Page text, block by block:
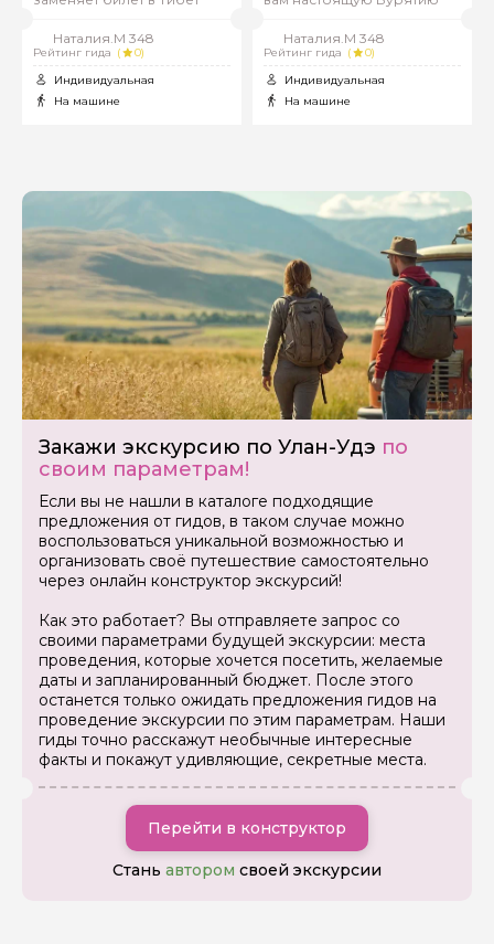
Наталия.М 348
Рейтинг гида (
0)
Индивидуальная
На машине
Наталия.М 348
Рейтинг гида (
0)
Индивидуальная
На машине
Закажи экскурсию по Улан-Удэ по
своим параметрам!
Если вы не нашли в каталоге подходящие
предложения от гидов, в таком случае можно
воспользоваться уникальной возможностью и
организовать своё путешествие самостоятельно
через онлайн конструктор экскурсий!
Как это работает? Вы отправляете запрос со
своими параметрами будущей экскурсии: места
проведения, которые хочется посетить, желаемые
даты и запланированный бюджет. После этого
останется только ожидать предложения гидов на
проведение экскурсии по этим параметрам. Наши
гиды точно расскажут необычные интересные
факты и покажут удивляющие, секретные места.
Перейти в конструктор
Стань автором своей экскурсии
Задайте свой вопрос гиду
Как вас зовут
Ваша электронная почта
Ваш номер телефона
Вопросы и комментарии
Если у вас есть интересующие вопросы, можете их